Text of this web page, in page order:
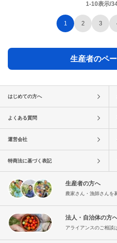
1-10表示/
1 2 3
生産者のペ
はじめての方へ
よくある質問
運営会社
特商法に基づく表記
生産者の方へ
農家さん・漁師さんを
法人・自治体の方
アライアンスのご相談